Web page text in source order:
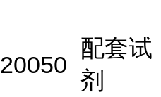
20050
配套试
剂